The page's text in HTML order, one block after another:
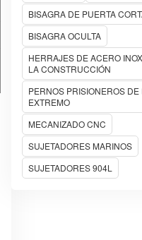
BISAGRA DE PUERTA
BISAGRA OCULTA
HERRAJES DE ACERO
LA CONSTRUCCIÓN
PERNOS PRISIONEROS DE
EXTREMO
MECANIZADO CNC
SUJETADORES MARINOS
SUJETADORES 904L